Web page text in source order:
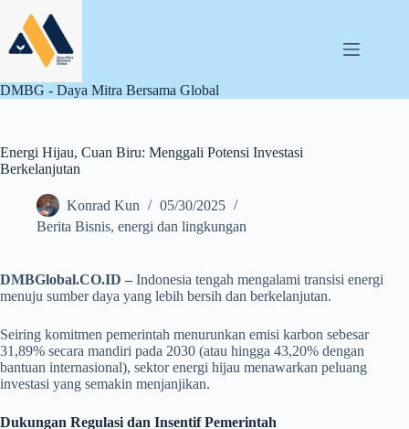
content
DMBG - Daya Mitra Bersama Global
Energi Hijau, Cuan Biru: Menggali Potensi Investasi
Berkelanjutan
Konrad Kun
05/30/2025
Berita Bisnis, energi dan lingkungan
DMBGlobal.CO.ID – Indonesia tengah mengalami transisi energi
menuju sumber daya yang lebih bersih dan berkelanjutan.
Seiring komitmen pemerintah menurunkan emisi karbon sebesar
31,89% secara mandiri pada 2030 (atau hingga 43,20% dengan
bantuan internasional), sektor energi hijau menawarkan peluang
investasi yang semakin menjanjikan.
Dukungan Regulasi dan Insentif Pemerintah